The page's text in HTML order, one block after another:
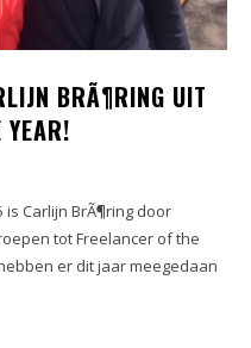
BRÃ¶RING UIT
YEAR!
is Carlijn BrÃ¶ring door
tot Freelancer of the